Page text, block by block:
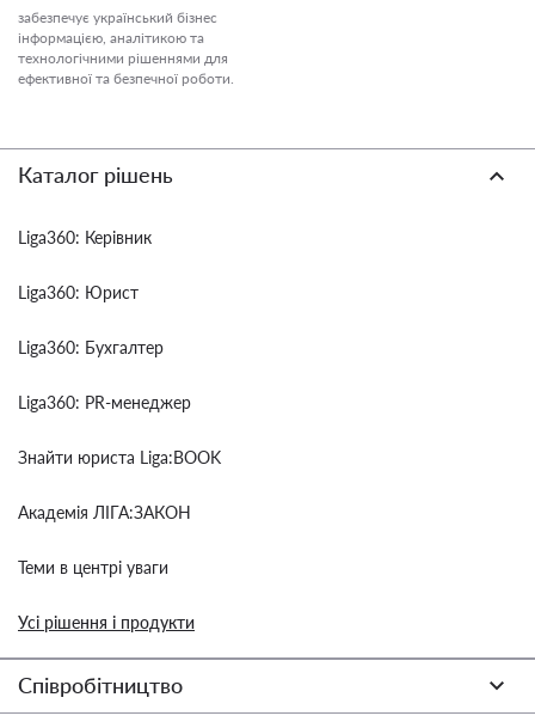
забезпечує український бізнес
інформацією, аналітикою та
технологічними рішеннями для
ефективної та безпечної роботи.
Каталог рішень
Liga360: Керівник
Liga360: Юрист
Liga360: Бухгалтер
Liga360: PR-менеджер
Знайти юриста Liga:BOOK
Академія ЛІГА:ЗАКОН
Теми в центрі уваги
Усі рішення і продукти
Співробітництво